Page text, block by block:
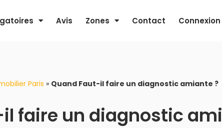
Avis Zones Contact Connexion
Paris » Quand Faut-il faire un diagnostic amiante ?
faire un diagnostic